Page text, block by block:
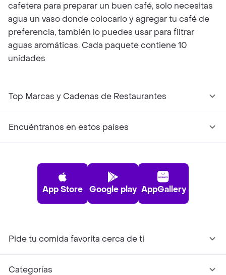
cafetera para preparar un buen café, solo necesitas
agua un vaso donde colocarlo y agregar tu café de
preferencia, también lo puedes usar para filtrar
aguas aromáticas. Cada paquete contiene 10
unidades
Top Marcas y Cadenas de Restaurantes
Encuéntranos en estos países
App Store Google play AppGallery
Pide tu comida favorita cerca de ti
Categorías